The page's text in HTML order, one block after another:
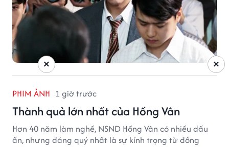
PHIM ẢNH 1 giờ trước
Thành quả lớn nhất của Hồng Vân
Hơn 40 năm làm nghề, NSND Hồng Vân có nhiều dấu
ấn, nhưng đáng quý nhất là sự kính trọng từ đồng
×
×